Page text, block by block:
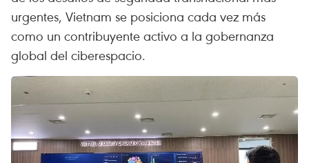
urgentes, Vietnam se posiciona cada vez más
como un contribuyente activo a la gobernanza
global del ciberespacio.